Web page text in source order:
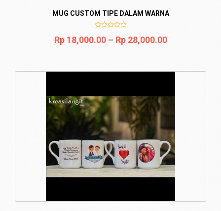
MUG CUSTOM TIPE DALAM WARNA
Rp18,000.00 – Rp28,000.00